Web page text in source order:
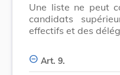
Une liste ne peut
candidats
effectifs et des
Art. 9.